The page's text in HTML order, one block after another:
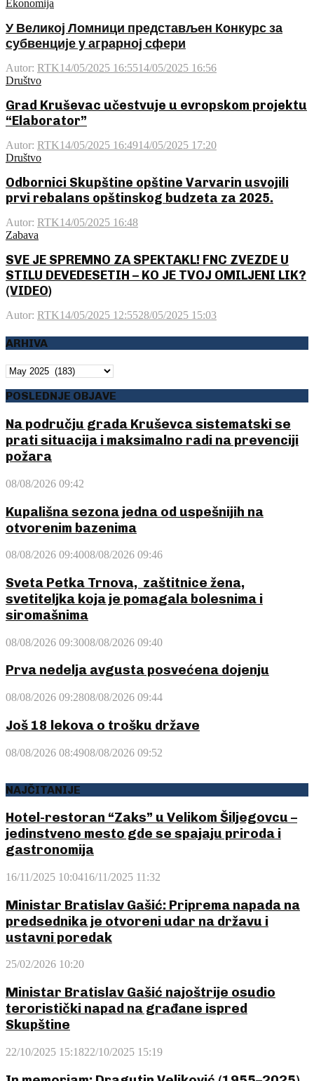
Ekonomija
У Великој Ломници представљен Конкурс за
субвенције у аграрној сфери
Autor: RTK14/05/2025 16:5514/05/2025 16:56
Društvo
Grad Kruševac učestvuje u evropskom projektu
“Elaborator”
Autor: RTK14/05/2025 16:4914/05/2025 17:20
Društvo
Odbornici Skupštine opštine Varvarin usvojili
prvi rebalans opštinskog budzeta za 2025.
Autor: RTK14/05/2025 16:48
Zabava
SVE JE SPREMNO ZA SPEKTAKL! FNC ZVEZDE U
STILU DEVEDESETIH – KO JE TVOJ OMILJENI LIK?
(VIDEO)
Autor: RTK14/05/2025 12:5528/05/2025 15:03
ARHIVA
ARHIVA
POSLEDNJE OBJAVE
Na području grada Kruševca sistematski se
prati situacija i maksimalno radi na prevenciji
požara
08/08/2026 09:42
Kupališna sezona jedna od uspešnijih na
otvorenim bazenima
08/08/2026 09:4008/08/2026 09:46
Sveta Petka Trnova, zaštitnice žena,
svetiteljka koja je pomagala bolesnima i
siromašnima
08/08/2026 09:3008/08/2026 09:40
Prva nedelja avgusta posvećena dojenju
08/08/2026 09:2808/08/2026 09:44
Još 18 lekova o trošku države
08/08/2026 08:4908/08/2026 09:52
NAJČITANIJE
Hotel-restoran “Zaks” u Velikom Šiljegovcu –
jedinstveno mesto gde se spajaju priroda i
gastronomija
16/11/2025 10:0416/11/2025 11:32
Ministar Bratislav Gašić: Priprema napada na
predsednika je otvoreni udar na državu i
ustavni poredak
25/02/2026 10:20
Ministar Bratislav Gašić najoštrije osudio
teroristički napad na građane ispred
Skupštine
22/10/2025 15:1822/10/2025 15:19